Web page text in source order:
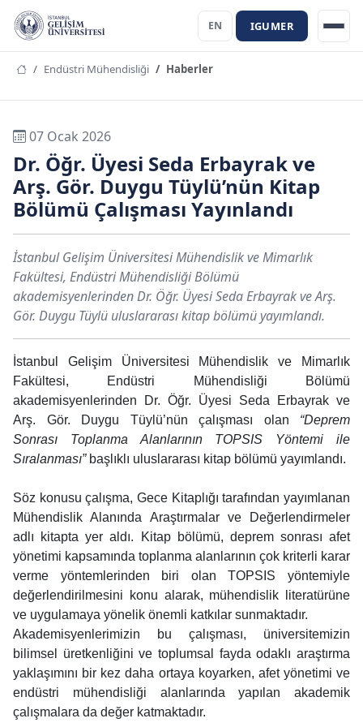
EN IGUMER
Endüstri Mühendisliği Haberler
07 Ocak 2026
Dr. Öğr. Üyesi Seda Erbayrak ve
Arş. Gör. Duygu Tüylü’nün Kitap
Bölümü Çalışması Yayınlandı
İstanbul Gelişim Üniversitesi Mühendislik ve Mimarlık
Fakültesi, Endüstri Mühendisliği Bölümü
akademisyenlerinden Dr. Öğr. Üyesi Seda Erbayrak ve Arş.
Gör. Duygu Tüylü uluslararası kitap bölümü yayımlandı.
İstanbul Gelişim Üniversitesi Mühendislik ve Mimarlık
Fakültesi, Endüstri Mühendisliği Bölümü
akademisyenlerinden Dr. Öğr. Üyesi Seda Erbayrak ve
Arş. Gör. Duygu Tüylü’nün çalışması olan “Deprem
Sonrası Toplanma Alanlarının TOPSIS Yöntemi ile
Sıralanması”başlıklı uluslararası kitap bölümü yayımlandı.
Söz konusu çalışma, Gece Kitaplığı tarafından yayımlanan
Mühendislik Alanında Araştırmalar ve Değerlendirmeler
adlı kitapta yer aldı. Kitap bölümü, deprem sonrası afet
yönetimi kapsamında toplanma alanlarının çok kriterli karar
verme yöntemlerinden biri olan TOPSIS yöntemiyle
değerlendirilmesini konu alarak, mühendislik literatürüne
ve uygulamaya yönelik önemli katkılar sunmaktadır.
Akademisyenlerimizin bu çalışması, üniversitemizin
bilimsel üretkenliğini ve toplumsal fayda odaklı araştırma
yaklaşımını bir kez daha ortaya koyarken, afet yönetimi ve
endüstri mühendisliği alanlarında yapılan akademik
çalışmalara da değer katmaktadır.